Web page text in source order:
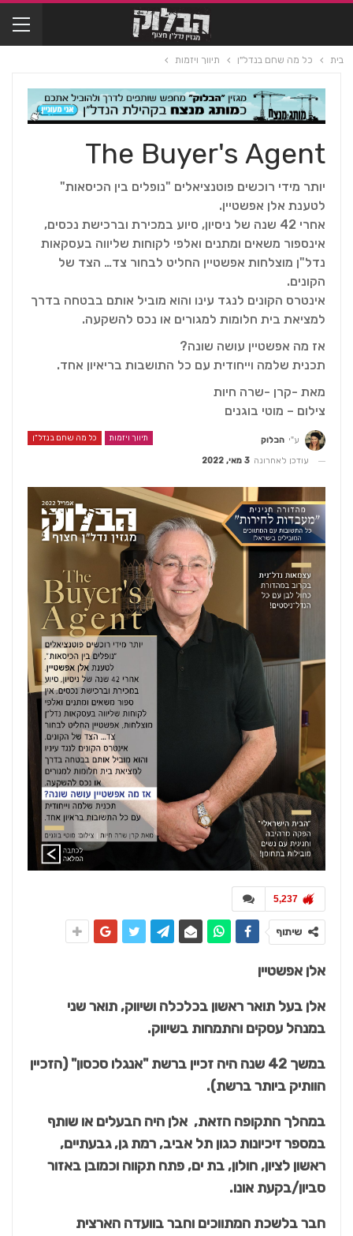
בית כל מה שחם בנדל"ן תיווך ויזמות
The Buyer's Agent
יותר מידי רוכשים פוטנציאלים "נופלים בין הכיסאות"
לטענת אלן אפשטיין.
אחרי 42 שנה של ניסיון, סיוע במכירת וברכישת נכסים,
אינספור משאים ומתנים ואלפי לקוחות שליווה בעסקאות
נדל"ן מוצלחות אפשטיין החליט לבחור צד… הצד של
הקונים.
אינטרס הקונים לנגד עינו והוא מוביל אותם בבטחה בדרך
למציאת בית חלומות למגורים או נכס להשקעה.
אז מה אפשטיין עושה שונה?
תכנית שלמה וייחודית עם כל התושבות בריאיון אחד.
מאת -קרן -שרה חיות
צילום – מוטי בוגנים
תיווך ויזמות כל מה שחם בנדל"ן ע"י הבלוק
עודכן לאחרונה 3 מאי, 2022
5,237
שיתוף
אלן אפשטיין
אלן בעל תואר ראשון בכלכלה ושיווק, תואר שני
במנהל עסקים והתמחות בשיווק.
במשך 42 שנה היה זכיין ברשת "אנגלו סכסון" (הזכיין
הוותיק ביותר ברשת).
במהלך התקופה הזאת, אלן היה הבעלים או שותף
במספר זיכיונות כגון תל אביב, רמת גן, גבעתיים,
ראשון לציון, חולון, בת ים, פתח תקווה וכמובן באזור
סביון/בקעת אונו.
חבר בלשכת המתווכים וחבר בוועדה הארצית